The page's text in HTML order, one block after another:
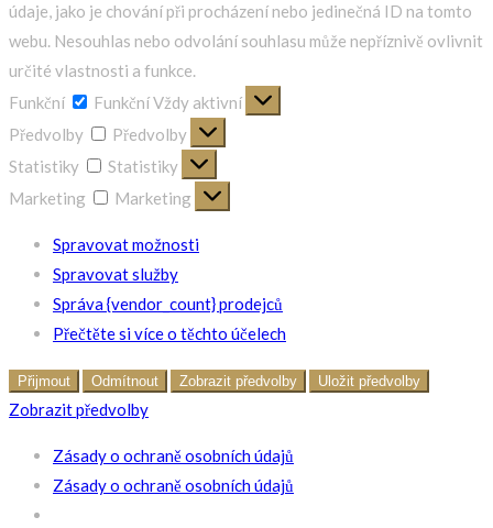
údaje, jako je chování při procházení nebo jedinečná ID na tomto
webu. Nesouhlas nebo odvolání souhlasu může nepříznivě ovlivnit
určité vlastnosti a funkce.
Funkční
FunkčníVždy aktivní
Předvolby
Předvolby
Statistiky
Statistiky
Marketing
Marketing
Spravovat možnosti
Spravovat služby
Správa {vendor_count} prodejců
Přečtěte si více o těchto účelech
Přijmout Odmítnout Zobrazit předvolby Uložit předvolby
Zobrazit předvolby
Zásady o ochraně osobních údajů
Zásady o ochraně osobních údajů